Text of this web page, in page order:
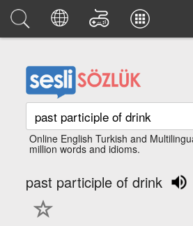
Online English Turkish and
million words and idioms.
past participle of drink